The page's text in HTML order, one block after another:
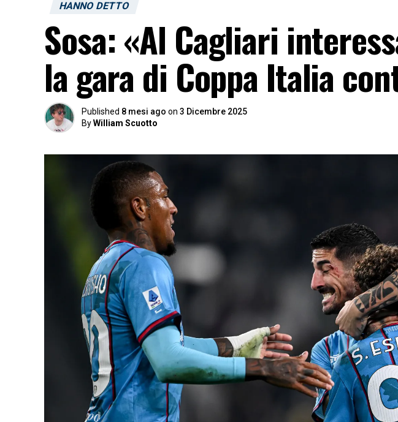
HANNO DETTO
Sosa: «Al Cagliari
la gara di Coppa Italia
Published 8 mesi ago on 3 Dicembre 2025
ByWilliam Scuotto